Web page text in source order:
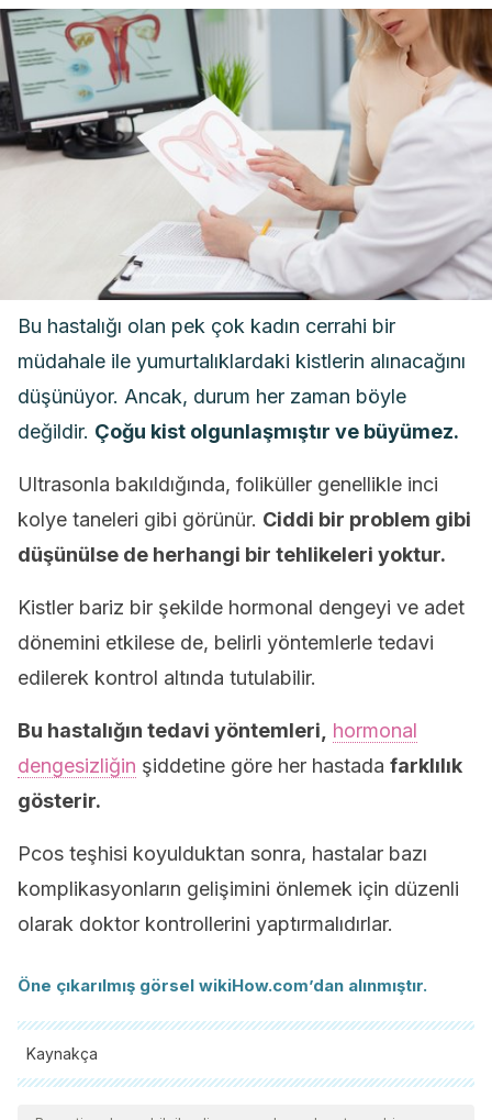
Bu hastalığı olan pek çok kadın cerrahi bir
müdahale ile yumurtalıklardaki kistlerin alınacağını
düşünüyor. Ancak, durum her zaman böyle
değildir. Çoğu kist olgunlaşmıştır ve büyümez.
Ultrasonla bakıldığında, foliküller genellikle inci
kolye taneleri gibi görünür. Ciddi bir problem gibi
düşünülse de herhangi bir tehlikeleri yoktur.
Kistler bariz bir şekilde hormonal dengeyi ve adet
dönemini etkilese de, belirli yöntemlerle tedavi
edilerek kontrol altında tutulabilir.
Bu hastalığın tedavi yöntemleri,
hormonal
dengesizliğin şiddetine göre her hastada farklılık
gösterir.
Pcos teşhisi koyulduktan sonra, hastalar bazı
komplikasyonların gelişimini önlemek için düzenli
olarak doktor kontrollerini yaptırmalıdırlar.
Öne çıkarılmış görsel wikiHow.com’dan alınmıştır.
Kaynakça
Tüm alıntı yapılan kaynaklar, kalitelerini, güvenilirliklerini,